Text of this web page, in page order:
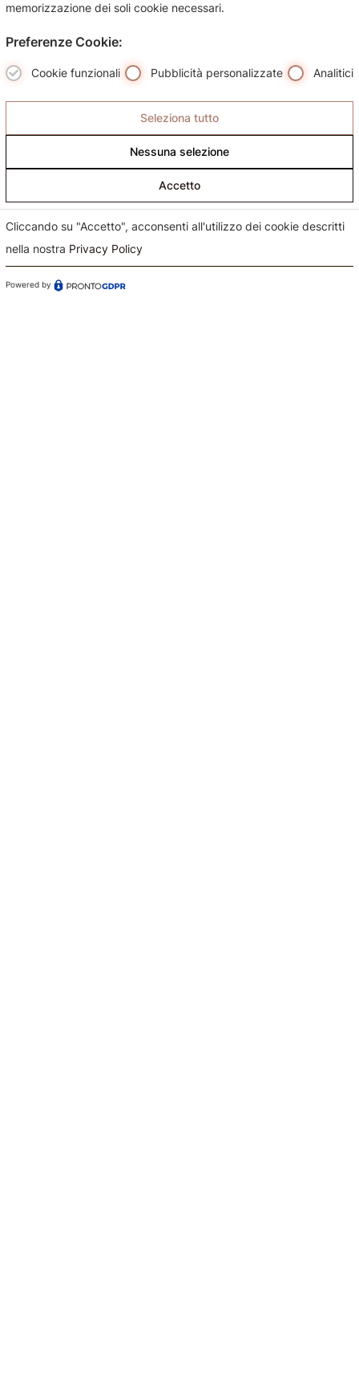
memorizzazione dei soli cookie necessari.
Preferenze Cookie:
Cookie funzionali Pubblicità personalizzate Analitici
Seleziona tutto
Nessuna selezione
Accetto
Cliccando su "Accetto", acconsenti all'utilizzo dei cookie descritti
nella nostra Privacy Policy
Powered by